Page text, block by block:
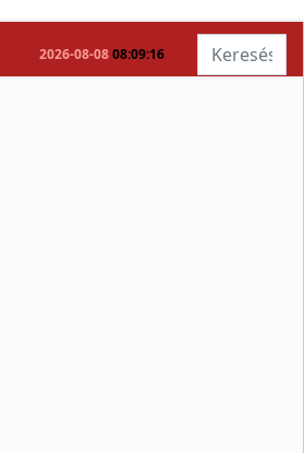
2026-08-08 08:09:17 Keresés...